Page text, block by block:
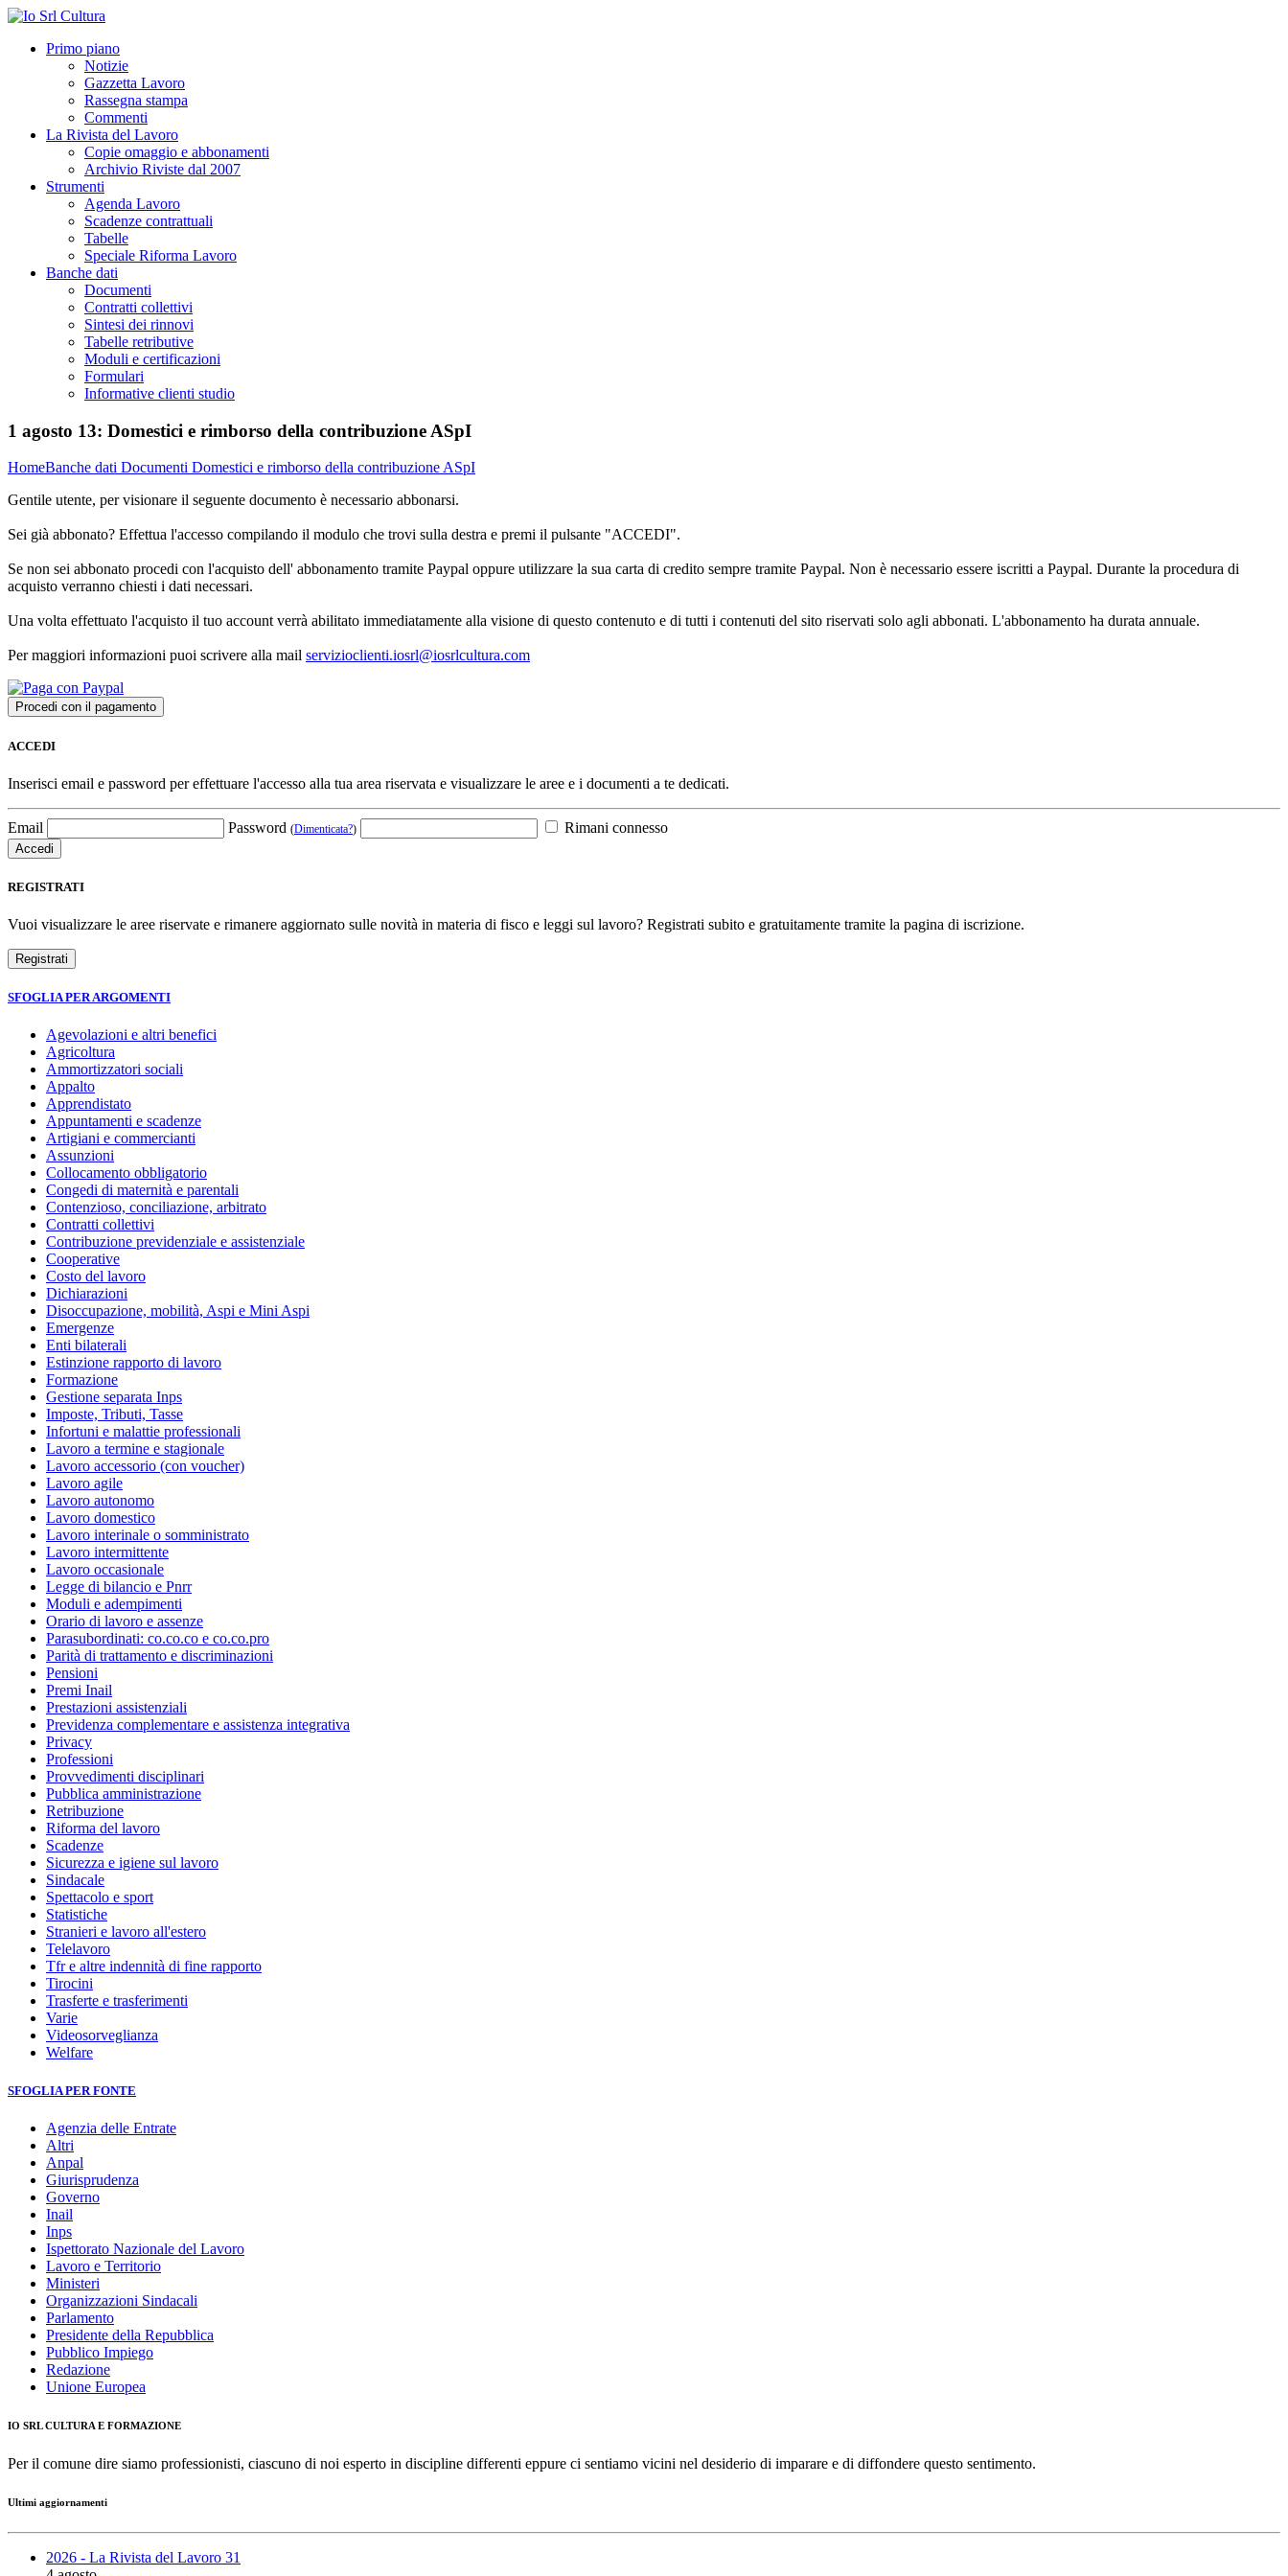
Primo piano
Notizie
Gazzetta Lavoro
Rassegna stampa
Commenti
La Rivista del Lavoro
Copie omaggio e abbonamenti
Archivio Riviste dal 2007
Strumenti
Agenda Lavoro
Scadenze contrattuali
Tabelle
Speciale Riforma Lavoro
Banche dati
Documenti
Contratti collettivi
Sintesi dei rinnovi
Tabelle retributive
Moduli e certificazioni
Formulari
Informative clienti studio
1 agosto 13: Domestici e rimborso della contribuzione ASpI
HomeBanche dati Documenti Domestici e rimborso della contribuzione ASpI
Gentile utente, per visionare il seguente documento è necessario abbonarsi.
Sei già abbonato? Effettua l'accesso compilando il modulo che trovi sulla destra e premi il pulsante "ACCEDI".
Se non sei abbonato procedi con l'acquisto dell' abbonamento tramite Paypal oppure utilizzare la sua carta di credito sempre tramite Paypal. Non è necessario essere iscritti a Paypal. Durante la procedura di
acquisto verranno chiesti i dati necessari.
Una volta effettuato l'acquisto il tuo account verrà abilitato immediatamente alla visione di questo contenuto e di tutti i contenuti del sito riservati solo agli abbonati. L'abbonamento ha durata annuale.
Per maggiori informazioni puoi scrivere alla mail servizioclienti.iosrl@iosrlcultura.com
ACCEDI
Inserisci email e password per effettuare l'accesso alla tua area riservata e visualizzare le aree e i documenti a te dedicati.
Email Password (Dimenticata?) Rimani connesso
REGISTRATI
Vuoi visualizzare le aree riservate e rimanere aggiornato sulle novità in materia di fisco e leggi sul lavoro? Registrati subito e gratuitamente tramite la pagina di iscrizione.
SFOGLIA PER ARGOMENTI
Agevolazioni e altri benefici
Agricoltura
Ammortizzatori sociali
Appalto
Apprendistato
Appuntamenti e scadenze
Artigiani e commercianti
Assunzioni
Collocamento obbligatorio
Congedi di maternità e parentali
Contenzioso, conciliazione, arbitrato
Contratti collettivi
Contribuzione previdenziale e assistenziale
Cooperative
Costo del lavoro
Dichiarazioni
Disoccupazione, mobilità, Aspi e Mini Aspi
Emergenze
Enti bilaterali
Estinzione rapporto di lavoro
Formazione
Gestione separata Inps
Imposte, Tributi, Tasse
Infortuni e malattie professionali
Lavoro a termine e stagionale
Lavoro accessorio (con voucher)
Lavoro agile
Lavoro autonomo
Lavoro domestico
Lavoro interinale o somministrato
Lavoro intermittente
Lavoro occasionale
Legge di bilancio e Pnrr
Moduli e adempimenti
Orario di lavoro e assenze
Parasubordinati: co.co.co e co.co.pro
Parità di trattamento e discriminazioni
Pensioni
Premi Inail
Prestazioni assistenziali
Previdenza complementare e assistenza integrativa
Privacy
Professioni
Provvedimenti disciplinari
Pubblica amministrazione
Retribuzione
Riforma del lavoro
Scadenze
Sicurezza e igiene sul lavoro
Sindacale
Spettacolo e sport
Statistiche
Stranieri e lavoro all'estero
Telelavoro
Tfr e altre indennità di fine rapporto
Tirocini
Trasferte e trasferimenti
Varie
Videosorveglianza
Welfare
SFOGLIA PER FONTE
Agenzia delle Entrate
Altri
Anpal
Giurisprudenza
Governo
Inail
Inps
Ispettorato Nazionale del Lavoro
Lavoro e Territorio
Ministeri
Organizzazioni Sindacali
Parlamento
Presidente della Repubblica
Pubblico Impiego
Redazione
Unione Europea
IO SRL CULTURA E FORMAZIONE
Per il comune dire siamo professionisti, ciascuno di noi esperto in discipline differenti eppure ci sentiamo vicini nel desiderio di imparare e di diffondere questo sentimento.
Ultimi aggiornamenti
2026 - La Rivista del Lavoro 31